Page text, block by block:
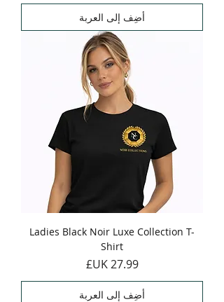
أضِف إلى العربة
Ladies Black Noir Luxe Collection T-
Shirt
السعر‏27.99 UK£
أضِف إلى العربة